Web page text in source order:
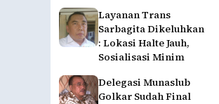
Layanan Trans
Sarbagita Dikeluhkan
: Lokasi Halte Jauh,
Sosialisasi Minim
Delegasi Munaslub
Golkar Sudah Final